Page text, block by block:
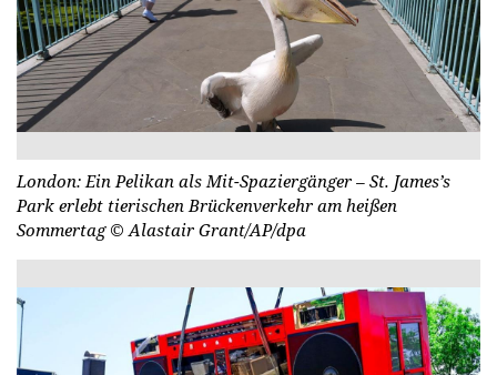
London: Ein Pelikan als Mit-Spaziergänger – St. James’s
Park erlebt tierischen Brückenverkehr am heißen
Sommertag © Alastair Grant/AP/dpa